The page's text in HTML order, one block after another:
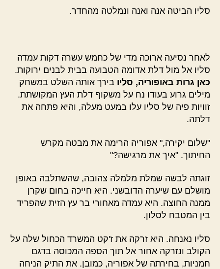
סליו הביטה אנה ואנה ונמלטה מהחדר.
לאחר נסיעה ארוכה מדי של כחמש עשרה דקות עמדה
סליו אל מול דלת אדומה הטבועה בבית לבנים ירוקות.
כאן גרות באופוריה, סליו בירך אותה השלט במשחק
מילים גרוע בעודו נח על משקוף דלת העץ המקושתת.
זוויות פיה של סליו עלו במעט מעלה, והיא פתחה את
דלתה.
"שלום יקירה," אפוריה הרימה את מבטה מקרש
החיתוך. "איך את מרגישה?"
זוגתה לבשה שמלת מלמלה צהובה, שהשתלבה באופן
מושלם עם שיערה הדובשני. היא חייכה בחום שקרן
ממנה החוצה. היא עמדה מאחורי בר עץ הזית שהפריד
בין המטבח לסלון.
סליו נאנחה. היא זרקה את ז'קט המשרד הכחול שלה על
הקולב ונזרקה אחור אל תוך הספה המכוסה בדגם
חמניות, בחירתה של אפוריה, כמובן. את התיק הניחה